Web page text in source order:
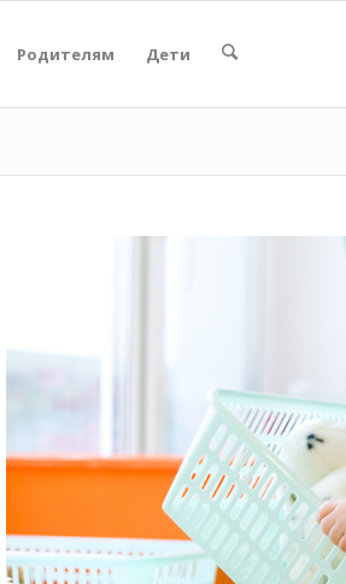
Родителям Дети